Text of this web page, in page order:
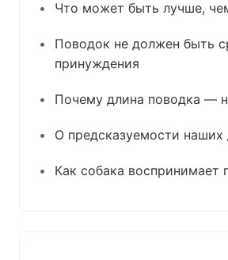
Что может быть лучше,
Поводок не должен быть
принуждения
Почему длина поводка —
О предсказуемости наших
Как собака воспринимает